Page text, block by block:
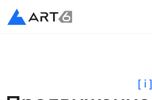
[ i ]